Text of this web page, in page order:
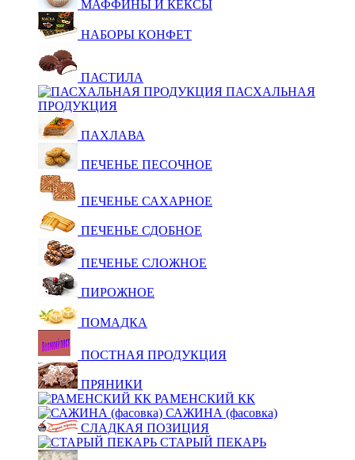
МАФФИНЫ И КЕКСЫ
НАБОРЫ КОНФЕТ
ПАСТИЛА
ПАСХАЛЬНАЯ
ПРОДУКЦИЯ
ПАХЛАВА
ПЕЧЕНЬЕ ПЕСОЧНОЕ
ПЕЧЕНЬЕ САХАРНОЕ
ПЕЧЕНЬЕ СДОБНОЕ
ПЕЧЕНЬЕ СЛОЖНОЕ
ПИРОЖНОЕ
ПОМАДКА
ПОСТНАЯ ПРОДУКЦИЯ
ПРЯНИКИ
РАМЕНСКИЙ КК
САЖИНА (фасовка)
СЛАДКАЯ ПОЗИЦИЯ
СТАРЫЙ ПЕКАРЬ